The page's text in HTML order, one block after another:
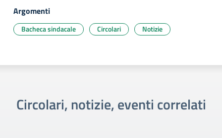
Argomenti
Bacheca sindacale Circolari Notizie
Circolari, notizie, eventi correlati